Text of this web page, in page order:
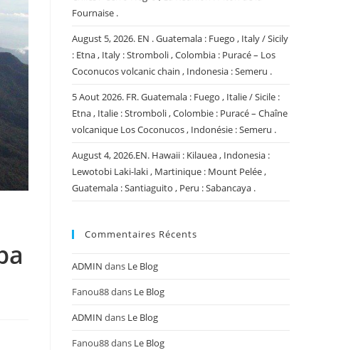
Fournaise .
August 5, 2026. EN . Guatemala : Fuego , Italy / Sicily
: Etna , Italy : Stromboli , Colombia : Puracé – Los
Coconucos volcanic chain , Indonesia : Semeru .
5 Aout 2026. FR. Guatemala : Fuego , Italie / Sicile :
Etna , Italie : Stromboli , Colombie : Puracé – Chaîne
volcanique Los Coconucos , Indonésie : Semeru .
August 4, 2026.EN. Hawaii : Kilauea , Indonesia :
Lewotobi Laki-laki , Martinique : Mount Pelée ,
Guatemala : Santiaguito , Peru : Sabancaya .
Commentaires Récents
ADMIN dans Le Blog
Fanou88dans Le Blog
ADMIN dans Le Blog
Fanou88dans Le Blog